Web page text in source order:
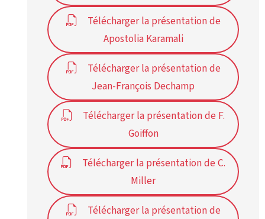
Télécharger la présentation de
Apostolia Karamali
Télécharger la présentation de
Jean-François Dechamp
Télécharger la présentation de F.
Goiffon
Télécharger la présentation de C.
Miller
Télécharger la présentation de